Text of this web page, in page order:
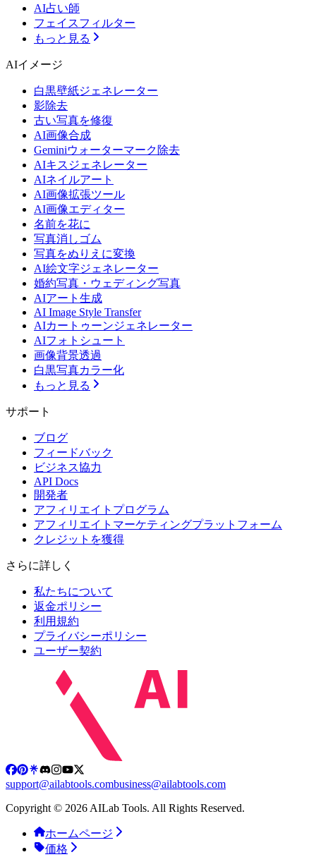
AI占い師
フェイスフィルター
もっと見る
AIイメージ
白黒壁紙ジェネレーター
影除去
古い写真を修復
AI画像合成
Geminiウォーターマーク除去
AIキスジェネレーター
AIネイルアート
AI画像拡張ツール
AI画像エディター
名前を花に
写真消しゴム
写真をぬりえに変換
AI絵文字ジェネレーター
婚約写真・ウェディング写真
AIアート生成
AI Image Style Transfer
AIカートゥーンジェネレーター
AIフォトシュート
画像背景透過
白黒写真カラー化
もっと見る
サポート
ブログ
フィードバック
ビジネス協力
API Docs
開発者
アフィリエイトプログラム
アフィリエイトマーケティングプラットフォーム
クレジットを獲得
さらに詳しく
私たちについて
返金ポリシー
利用規約
プライバシーポリシー
ユーザー契約
support@ailabtools.combusiness@ailabtools.com
Copyright © 2026 AILab Tools. All Rights Reserved.
ホームページ
価格